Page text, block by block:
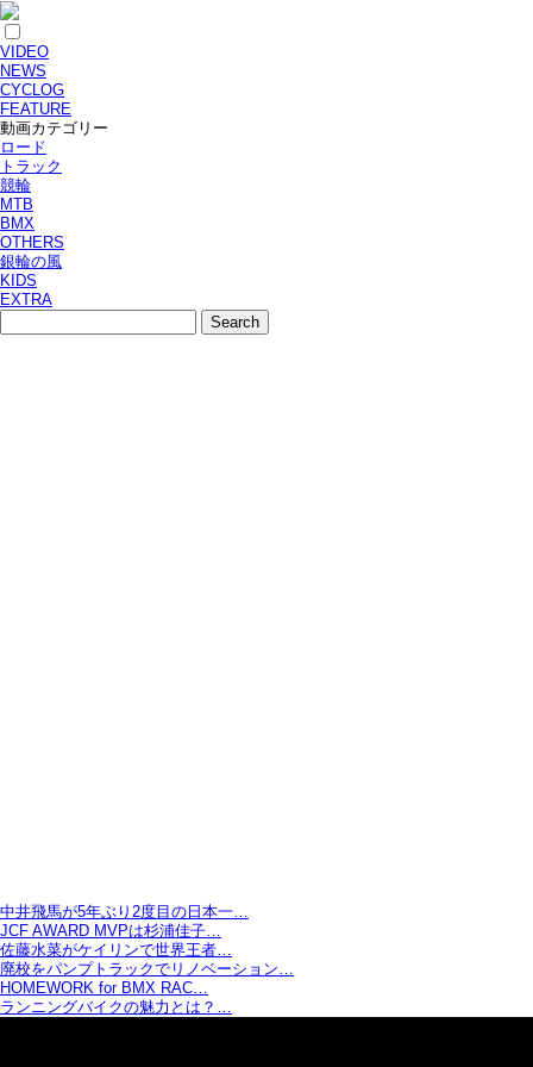
VIDEO
NEWS
CYCLOG
FEATURE
動画カテゴリー
ロード
トラック
競輪
MTB
BMX
OTHERS
銀輪の風
KIDS
EXTRA
中井飛馬が5年ぶり2度目の日本一…
JCF AWARD MVPは杉浦佳子…
佐藤水菜がケイリンで世界王者…
廃校をパンプトラックでリノベーション…
HOMEWORK for BMX RAC…
ランニングバイクの魅力とは？…